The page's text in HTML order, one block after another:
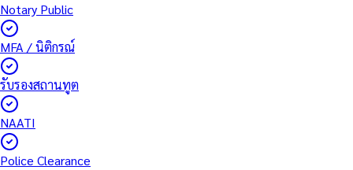
Notary Public
MFA / นิติกรณ์
รับรองสถานทูต
NAATI
Police Clearance